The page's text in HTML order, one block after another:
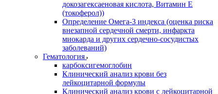
докозагексаеновая кислота, Витамин E
(токоферол))
Определение Омега-3 индекса (оценка риска
внезапной сердечной смерти, инфаркта
миокарда и других сердечно-сосудистых
заболеваний)
Гематология
карбоксигемоглобин
Клинический анализ крови без
лейкоцитарной формулы
Клинический анализ крови с лейкоцитарной